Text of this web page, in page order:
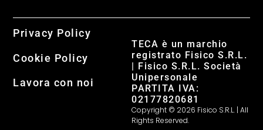
TECA è un marchio
registrato Fisico S.R.L.
| Fisico S.R.L. Società
Unipersonale
PARTITA IVA:
02177820681
Copyright © 2026 Fisico S.R.L. | All
Rights Reserved.
Privacy Policy
Cookie Policy
Lavora con noi